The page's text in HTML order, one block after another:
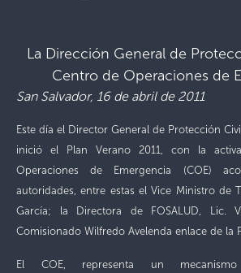
La Dirección General de
Centro de Operaciones de
San Salvador, 16 de abril de 2011
Este día el Director General de Protección
inició el Plan Verano 2011, con la
Operaciones de Emergencia (COE)
autoridades, entre estas el Vice Ministro de
García; la Directora de FOSALUD, Lic.
Comisionado Wilfredo Avelenda enlace de la
El COE, representa un